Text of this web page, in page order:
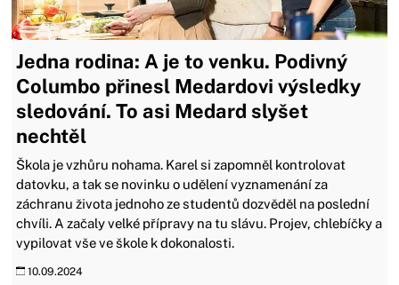
Jedna rodina: A je to venku. Podivný
Columbo přinesl Medardovi výsledky
sledování. To asi Medard slyšet
nechtěl
Škola je vzhůru nohama. Karel si zapomněl kontrolovat
datovku, a tak se novinku o udělení vyznamenání za
záchranu života jednoho ze studentů dozvěděl na poslední
chvíli. A začaly velké přípravy na tu slávu. Projev, chlebíčky a
vypilovat vše ve škole k dokonalosti.
10.09.2024